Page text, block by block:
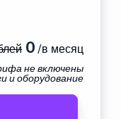
0 /в месяц
не включены
и оборудование